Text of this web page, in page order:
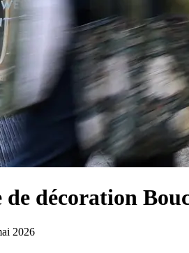
de décoration
2026